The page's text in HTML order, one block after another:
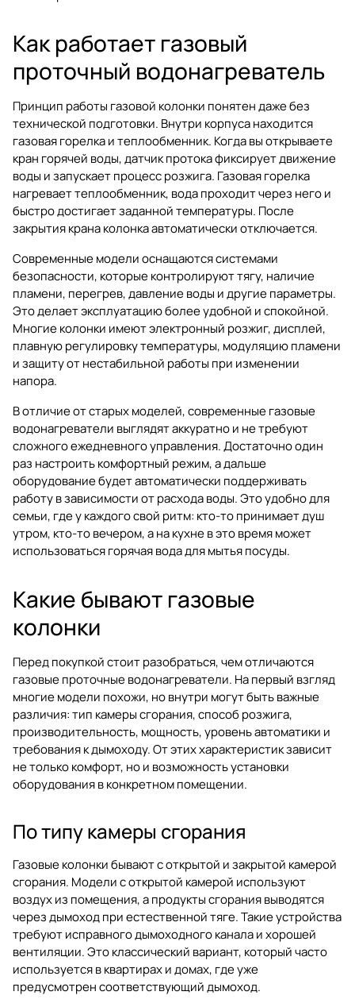
Как работает газовый
проточный водонагреватель
Принцип работы газовой колонки понятен даже без
технической подготовки. Внутри корпуса находится
газовая горелка и теплообменник. Когда вы открываете
кран горячей воды, датчик протока фиксирует движение
воды и запускает процесс розжига. Газовая горелка
нагревает теплообменник, вода проходит через него и
быстро достигает заданной температуры. После
закрытия крана колонка автоматически отключается.
Современные модели оснащаются системами
безопасности, которые контролируют тягу, наличие
пламени, перегрев, давление воды и другие параметры.
Это делает эксплуатацию более удобной и спокойной.
Многие колонки имеют электронный розжиг, дисплей,
плавную регулировку температуры, модуляцию пламени
и защиту от нестабильной работы при изменении
напора.
В отличие от старых моделей, современные газовые
водонагреватели выглядят аккуратно и не требуют
сложного ежедневного управления. Достаточно один
раз настроить комфортный режим, а дальше
оборудование будет автоматически поддерживать
работу в зависимости от расхода воды. Это удобно для
семьи, где у каждого свой ритм: кто-то принимает душ
утром, кто-то вечером, а на кухне в это время может
использоваться горячая вода для мытья посуды.
Какие бывают газовые
колонки
Перед покупкой стоит разобраться, чем отличаются
газовые проточные водонагреватели. На первый взгляд
многие модели похожи, но внутри могут быть важные
различия: тип камеры сгорания, способ розжига,
производительность, мощность, уровень автоматики и
требования к дымоходу. От этих характеристик зависит
не только комфорт, но и возможность установки
оборудования в конкретном помещении.
По типу камеры сгорания
Газовые колонки бывают с открытой и закрытой камерой
сгорания. Модели с открытой камерой используют
воздух из помещения, а продукты сгорания выводятся
через дымоход при естественной тяге. Такие устройства
требуют исправного дымоходного канала и хорошей
вентиляции. Это классический вариант, который часто
используется в квартирах и домах, где уже
предусмотрен соответствующий дымоход.